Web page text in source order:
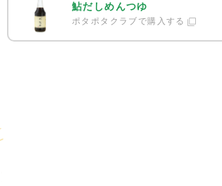
鮎だしめんつゆ
ポタポタクラブで購入する